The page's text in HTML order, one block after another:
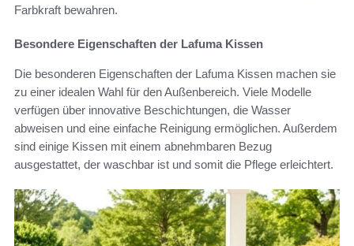
Farbkraft bewahren.
Besondere Eigenschaften der Lafuma Kissen
Die besonderen Eigenschaften der Lafuma Kissen machen sie
zu einer idealen Wahl für den Außenbereich. Viele Modelle
verfügen über innovative Beschichtungen, die Wasser
abweisen und eine einfache Reinigung ermöglichen. Außerdem
sind einige Kissen mit einem abnehmbaren Bezug
ausgestattet, der waschbar ist und somit die Pflege erleichtert.